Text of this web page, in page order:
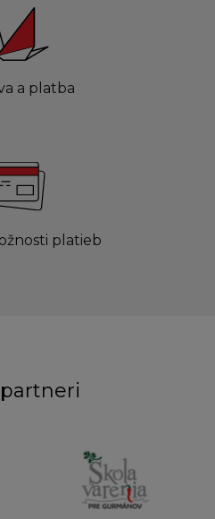
a platba
platieb